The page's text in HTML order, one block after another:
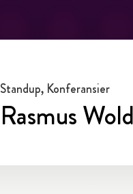
Standup, Konferansier
Rasmus